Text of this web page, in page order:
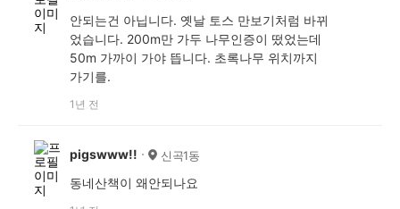
안되는건 아닙니다. 옛날 토스 만보기처럼 바뀌
었습니다. 200m만 가두 나무인증이 떴었는데
50m 가까이 가야 뜹니다. 초록나무 위치까지
가기를.
1년 전
pigswww!! 신곡1동
동네산책이 왜안되나요